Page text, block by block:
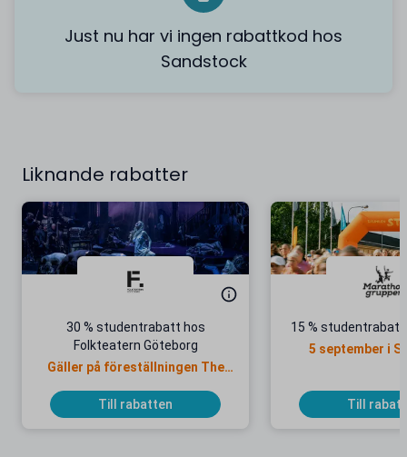
Just nu har vi ingen rabattkod hos
Sandstock
Liknande rabatter
30 % studentrabatt hos
Folkteatern Göteborg
Gäller på föreställningen The
Till rabatten
15 % studentrabatt
5 september i
Till